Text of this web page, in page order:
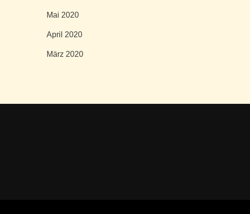
Mai 2020
April 2020
März 2020